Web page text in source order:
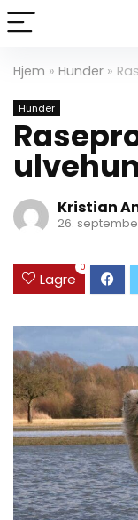
Hjem » Hunder »
Hunder
Kristian
26.
Lagre
0